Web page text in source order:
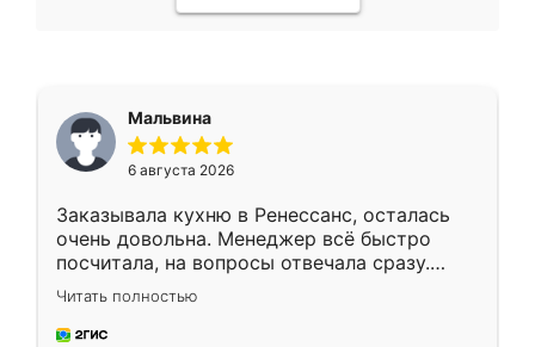
Мальвина
6 августа 2026
Заказывала кухню в Ренессанс, осталась
очень довольна. Менеджер всё быстро
посчитала, на вопросы отвечала сразу.
Замерщик приехал в субботу, подошёл к
делу со всей ответственностью. Собрали
за день, ребята работали аккуратно, даже
Читать полностью